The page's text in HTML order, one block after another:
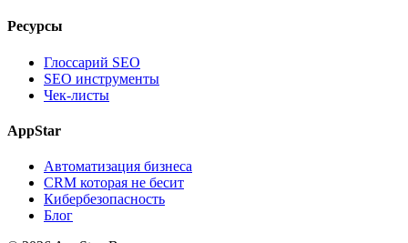
Ресурсы
Глоссарий SEO
SEO инструменты
Чек-листы
AppStar
Автоматизация бизнеса
CRM которая не бесит
Кибербезопасность
Блог